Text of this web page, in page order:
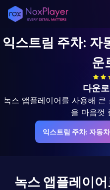
익스트림 주차: 자
운
다운
녹스 앱플레이어를 사용해 큰
을 마음껏
익스트림 주차: 자동
녹스 앱플레이